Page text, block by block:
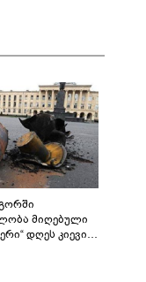
მიღებული
დღეს კიევის